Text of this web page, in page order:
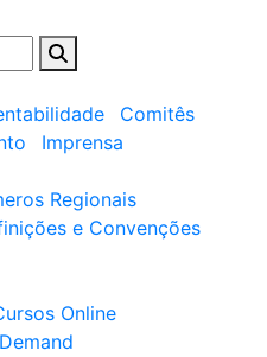
Comitês
Imprensa
Regionais
e Convenções
Online